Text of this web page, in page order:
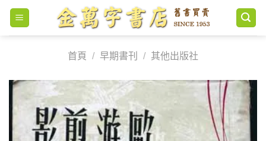
Skip
content
首頁
/ 早期書刊 / 其他出版社